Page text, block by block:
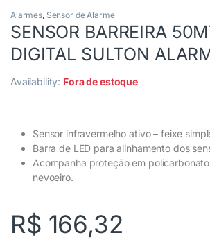
Alarmes, Sensor de Alarme
SENSOR BARREIRA
DIGITAL SULTON
Availability: Fora de estoque
Sensor infravermelho ativo – feixe
Barra de LED para alinhamento dos
Acompanha proteção em
nevoeiro.
R$ 166,32